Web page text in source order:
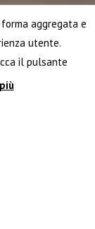
aggregata e
utente.
il pulsante